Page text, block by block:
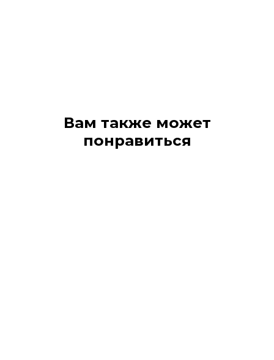
Вам также может
понравиться